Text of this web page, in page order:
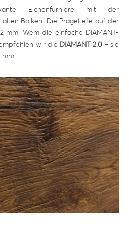
Eichenfurniere mit der
Balken. Die Prägetiefe auf der
mm. Wem die einfache DIAMANT-
wir die DIAMANT 2.0– sie